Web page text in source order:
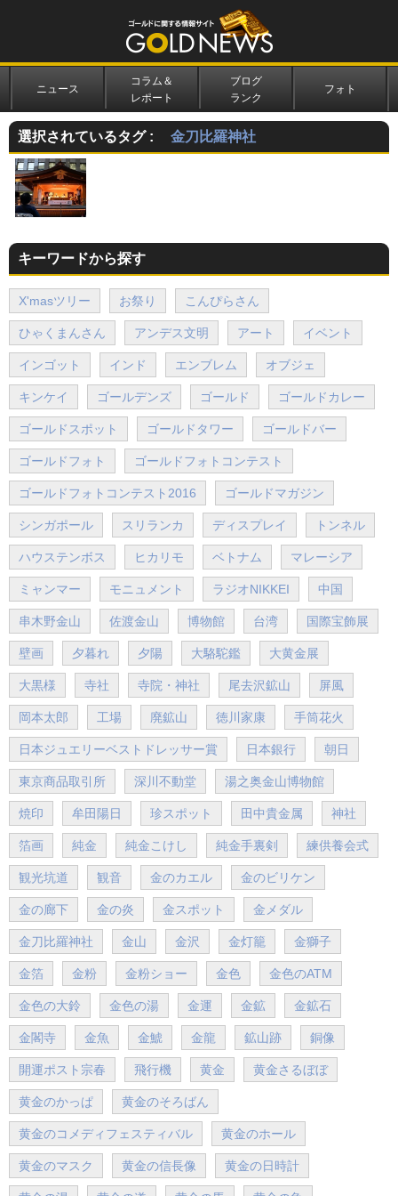
ニュース
コラム＆
レポート
ブログ
ランク
フォト
選択されているタグ : 金刀比羅神社
キーワードから探す
X'masツリー お祭り こんぴらさん
ひゃくまんさん アンデス文明 アート イベント
インゴット インド エンブレム オブジェ
キンケイ ゴールデンズ ゴールド ゴールドカレー
ゴールドスポット ゴールドタワー ゴールドバー
ゴールドフォト ゴールドフォトコンテスト
ゴールドフォトコンテスト2016 ゴールドマガジン
シンガポール スリランカ ディスプレイ トンネル
ハウステンボス ヒカリモ ベトナム マレーシア
ミャンマー モニュメント ラジオNIKKEI 中国
串木野金山 佐渡金山 博物館 台湾 国際宝飾展
壁画 夕暮れ 夕陽 大駱駝鑑 大黄金展
大黒様 寺社 寺院・神社 尾去沢鉱山 屏風
岡本太郎 工場 廃鉱山 徳川家康 手筒花火
日本ジュエリーベストドレッサー賞 日本銀行 朝日
東京商品取引所 深川不動堂 湯之奥金山博物館
焼印 牟田陽日 珍スポット 田中貴金属 神社
箔画 純金 純金こけし 純金手裏剣 練供養会式
観光坑道 観音 金のカエル 金のビリケン
金の廊下 金の炎 金スポット 金メダル
金刀比羅神社 金山 金沢 金灯籠 金獅子
金箔 金粉 金粉ショー 金色 金色のATM
金色の大鈴 金色の湯 金運 金鉱 金鉱石
金閣寺 金魚 金鯱 金龍 鉱山跡 銅像
開運ポスト宗春 飛行機 黄金 黄金さるぼぼ
黄金のかっぱ 黄金のそろばん
黄金のコメディフェスティバル 黄金のホール
黄金のマスク 黄金の信長像 黄金の日時計